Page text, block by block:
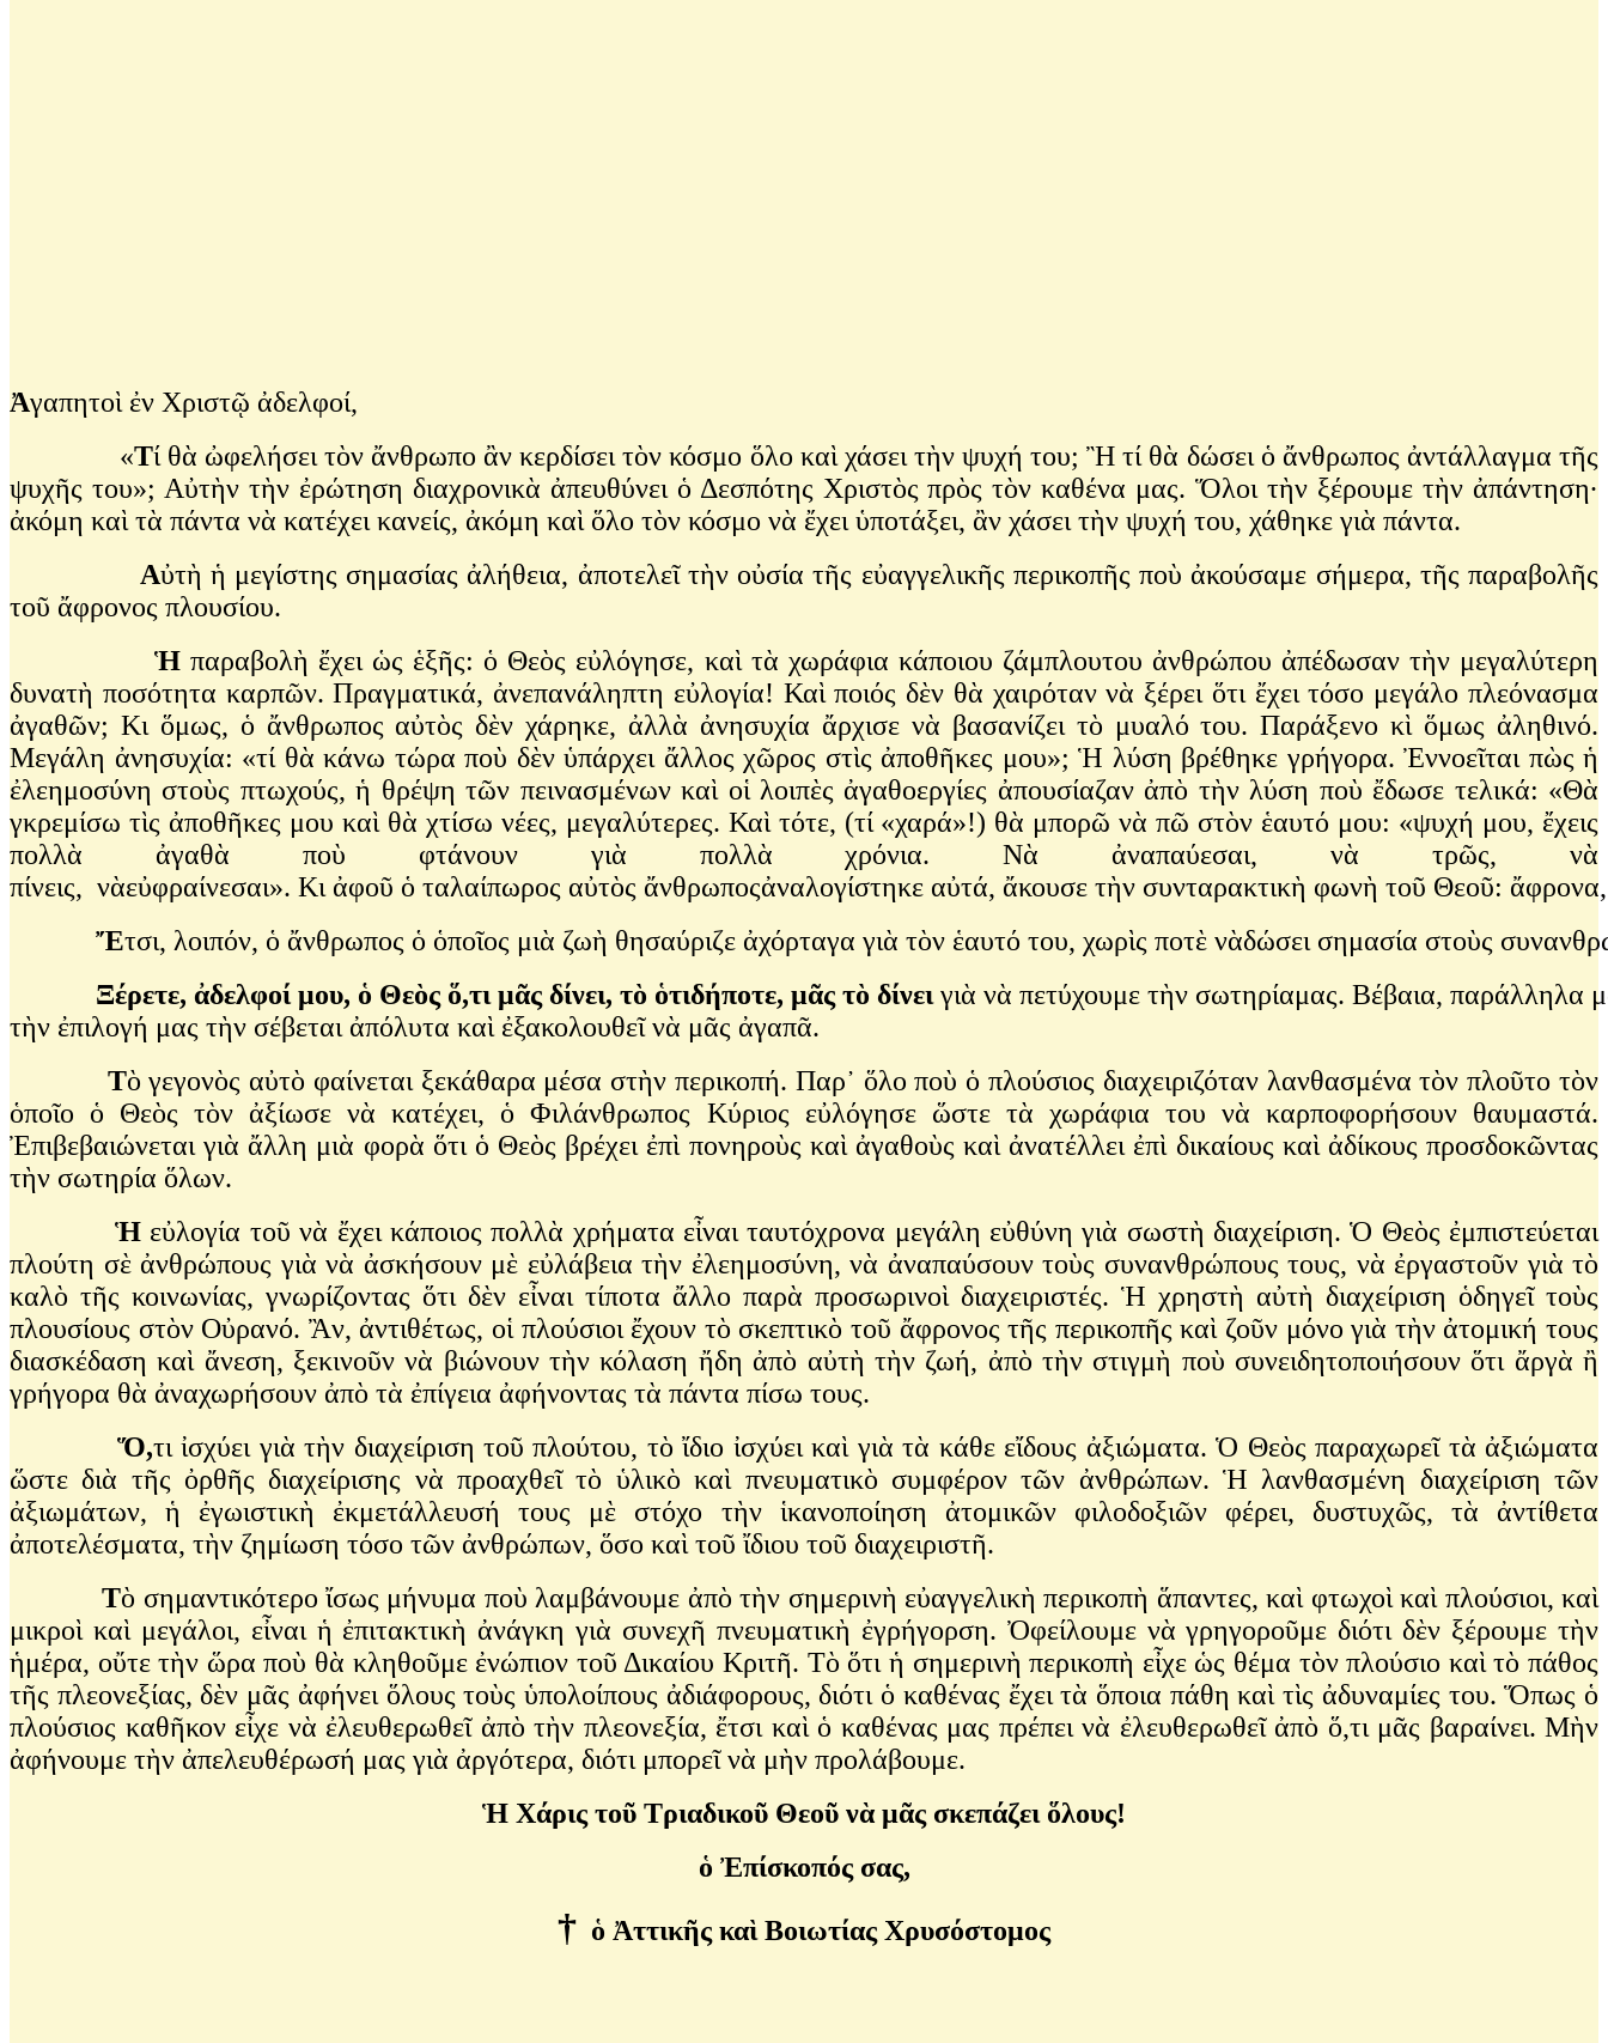
Ἀγαπητοὶ ἐν Χριστῷ ἀδελφοί,
«Τί θὰ ὠφελήσει τὸν ἄνθρωπο ἂν κερδίσει τὸν κόσμο ὅλο καὶ χάσει τὴν ψυχή του; Ἢ τί θὰ δώσει ὁ ἄνθρωπος ἀντάλλαγμα τῆς
ψυχῆς του»; Αὐτὴν τὴν ἐρώτηση διαχρονικὰ ἀπευθύνει ὁ Δεσπότης Χριστὸς πρὸς τὸν καθένα μας. Ὅλοι τὴν ξέρουμε τὴν ἀπάντηση·
ἀκόμη καὶ τὰ πάντα νὰ κατέχει κανείς, ἀκόμη καὶ ὅλο τὸν κόσμο νὰ ἔχει ὑποτάξει, ἂν χάσει τὴν ψυχή του, χάθηκε γιὰ πάντα.
Αὐτὴ ἡ μεγίστης σημασίας ἀλήθεια, ἀποτελεῖ τὴν οὐσία τῆς εὐαγγελικῆς περικοπῆς ποὺ ἀκούσαμε σήμερα, τῆς παραβολῆς
τοῦ ἄφρονος πλουσίου.
Ἡπαραβολὴ ἔχει ὡς ἑξῆς: ὁ Θεὸς εὐλόγησε, καὶ τὰ χωράφια κάποιου ζάμπλουτου ἀνθρώπου ἀπέδωσαν τὴν μεγαλύτερη
δυνατὴ ποσότητα καρπῶν. Πραγματικά, ἀνεπανάληπτη εὐλογία! Καὶ ποιός δὲν θὰ χαιρόταν νὰ ξέρει ὅτι ἔχει τόσο μεγάλο πλεόνασμα
ἀγαθῶν; Κι ὅμως, ὁ ἄνθρωπος αὐτὸς δὲν χάρηκε, ἀλλὰ ἀνησυχία ἄρχισε νὰ βασανίζει τὸ μυαλό του. Παράξενο κὶ ὅμως ἀληθινό.
Μεγάλη ἀνησυχία: «τί θὰ κάνω τώρα ποὺ δὲν ὑπάρχει ἄλλος χῶρος στὶς ἀποθῆκες μου»; Ἡ λύση βρέθηκε γρήγορα. Ἐννοεῖται πὼς ἡ
ἐλεημοσύνη στοὺς πτωχούς, ἡ θρέψη τῶν πεινασμένων καὶ οἱ λοιπὲς ἀγαθοεργίες ἀπουσίαζαν ἀπὸ τὴν λύση ποὺ ἔδωσε τελικά: «Θὰ
γκρεμίσω τὶς ἀποθῆκες μου καὶ θὰ χτίσω νέες, μεγαλύτερες. Καὶ τότε, (τί «χαρά»!) θὰ μπορῶ νὰ πῶ στὸν ἑαυτό μου: «ψυχή μου, ἔχεις
πολλὰ ἀγαθὰ ποὺ φτάνουν γιὰ πολλὰ χρόνια. Νὰ ἀναπαύεσαι, νὰ τρῶς, νὰ
πίνεις, νὰεὐφραίνεσαι». Κι ἀφοῦ ὁ ταλαίπωρος αὐτὸς ἄνθρωποςἀναλογίστηκε αὐτά, ἄκουσε τὴν συνταρακτικὴ φωνὴ τοῦ Θεοῦ:
Ἔτσι, λοιπόν, ὁ ἄνθρωπος ὁ ὁποῖος μιὰ ζωὴ θησαύριζε ἀχόρταγα γιὰ τὸν ἑαυτό του, χωρὶς ποτὲ νὰδώσει σημασία στοὺς
Ξέρετε, ἀδελφοί μου, ὁ Θεὸς ὅ,τι μᾶς δίνει, τὸ ὁτιδήποτε, μᾶς τὸ δίνειγιὰ νὰ πετύχουμε τὴν σωτηρίαμας. Βέβαια, παράλληλα
τὴν ἐπιλογή μας τὴν σέβεται ἀπόλυτα καὶ ἐξακολουθεῖ νὰ μᾶς ἀγαπᾶ.
Τὸ γεγονὸς αὐτὸ φαίνεται ξεκάθαρα μέσα στὴν περικοπή. Παρ᾽ ὅλο ποὺ ὁ πλούσιος διαχειριζόταν λανθασμένα τὸν πλοῦτο τὸν
ὁποῖο ὁ Θεὸς τὸν ἀξίωσε νὰ κατέχει, ὁ Φιλάνθρωπος Κύριος εὐλόγησε ὥστε τὰ χωράφια του νὰ καρποφορήσουν θαυμαστά.
Ἐπιβεβαιώνεται γιὰ ἄλλη μιὰ φορὰ ὅτι ὁ Θεὸς βρέχει ἐπὶ πονηροὺς καὶ ἀγαθοὺς καὶ ἀνατέλλει ἐπὶ δικαίους καὶ ἀδίκους προσδοκῶντας
τὴν σωτηρία ὅλων.
Ἡ εὐλογία τοῦ νὰ ἔχει κάποιος πολλὰ χρήματα εἶναι ταυτόχρονα μεγάλη εὐθύνη γιὰ σωστὴ διαχείριση. Ὁ Θεὸς ἐμπιστεύεται
πλούτη σὲ ἀνθρώπους γιὰ νὰ ἀσκήσουν μὲ εὐλάβεια τὴν ἐλεημοσύνη, νὰ ἀναπαύσουν τοὺς συνανθρώπους τους, νὰ ἐργαστοῦν γιὰ τὸ
καλὸ τῆς κοινωνίας, γνωρίζοντας ὅτι δὲν εἶναι τίποτα ἄλλο παρὰ προσωρινοὶ διαχειριστές. Ἡ χρηστὴ αὐτὴ διαχείριση ὁδηγεῖ τοὺς
πλουσίους στὸν Οὐρανό. Ἂν, ἀντιθέτως, οἱ πλούσιοι ἔχουν τὸ σκεπτικὸ τοῦ ἄφρονος τῆς περικοπῆς καὶ ζοῦν μόνο γιὰ τὴν ἀτομική τους
διασκέδαση καὶ ἄνεση, ξεκινοῦν νὰ βιώνουν τὴν κόλαση ἤδη ἀπὸ αὐτὴ τὴν ζωή, ἀπὸ τὴν στιγμὴ ποὺ συνειδητοποιήσουν ὅτι ἄργὰ ἢ
γρήγορα θὰ ἀναχωρήσουν ἀπὸ τὰ ἐπίγεια ἀφήνοντας τὰ πάντα πίσω τους.
Ὅ,τι ἰσχύει γιὰ τὴν διαχείριση τοῦ πλούτου, τὸ ἴδιο ἰσχύει καὶ γιὰ τὰ κάθε εἴδους ἀξιώματα. Ὁ Θεὸς παραχωρεῖ τὰ ἀξιώματα
ὥστε διὰ τῆς ὀρθῆς διαχείρισης νὰ προαχθεῖ τὸ ὑλικὸ καὶ πνευματικὸ συμφέρον τῶν ἀνθρώπων. Ἡ λανθασμένη διαχείριση τῶν
ἀξιωμάτων, ἡ ἐγωιστικὴ ἐκμετάλλευσή τους μὲ στόχο τὴν ἱκανοποίηση ἀτομικῶν φιλοδοξιῶν φέρει, δυστυχῶς, τὰ ἀντίθετα
ἀποτελέσματα, τὴν ζημίωση τόσο τῶν ἀνθρώπων, ὅσο καὶ τοῦ ἴδιου τοῦ διαχειριστῆ.
Τὸ σημαντικότερο ἴσως μήνυμα ποὺ λαμβάνουμε ἀπὸ τὴν σημερινὴ εὐαγγελικὴ περικοπὴ ἅπαντες, καὶ φτωχοὶ καὶ πλούσιοι, καὶ
μικροὶ καὶ μεγάλοι, εἶναι ἡ ἐπιτακτικὴ ἀνάγκη γιὰ συνεχῆ πνευματικὴ ἐγρήγορση. Ὀφείλουμε νὰ γρηγοροῦμε διότι δὲν ξέρουμε τὴν
ἡμέρα, οὔτε τὴν ὥρα ποὺ θὰ κληθοῦμε ἐνώπιον τοῦ Δικαίου Κριτῆ. Τὸ ὅτι ἡ σημερινὴ περικοπὴ εἶχε ὡς θέμα τὸν πλούσιο καὶ τὸ πάθος
τῆς πλεονεξίας, δὲν μᾶς ἀφήνει ὅλους τοὺς ὑπολοίπους ἀδιάφορους, διότι ὁ καθένας ἔχει τὰ ὅποια πάθη καὶ τὶς ἀδυναμίες του. Ὅπως ὁ
πλούσιος καθῆκον εἶχε νὰ ἐλευθερωθεῖ ἀπὸ τὴν πλεονεξία, ἔτσι καὶ ὁ καθένας μας πρέπει νὰ ἐλευθερωθεῖ ἀπὸ ὅ,τι μᾶς βαραίνει. Μὴν
ἀφήνουμε τὴν ἀπελευθέρωσή μας γιὰ ἀργότερα, διότι μπορεῖ νὰ μὴν προλάβουμε.
Ἡ Χάρις τοῦ Τριαδικοῦ Θεοῦ νὰ μᾶς σκεπάζει ὅλους!
ὁ Ἐπίσκοπός σας,
† ὁ Ἀττικῆς καὶ Βοιωτίας Χρυσόστομος